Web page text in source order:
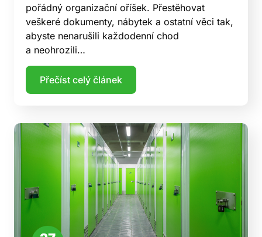
pořádný organizační oříšek. Přestěhovat
veškeré dokumenty, nábytek a ostatní věci tak,
abyste nenarušili každodenní chod
a neohrozili…
Přečíst celý článek